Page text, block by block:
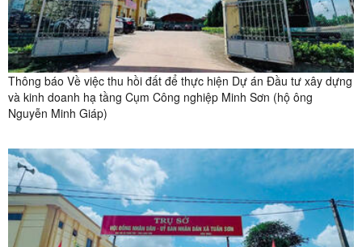
Thông báo Về việc thu hồi đất để thực hiện Dự án Đầu tư xây dựng
và kinh doanh hạ tầng Cụm Công nghiệp Minh Sơn (hộ ông
Nguyễn Minh Giáp)